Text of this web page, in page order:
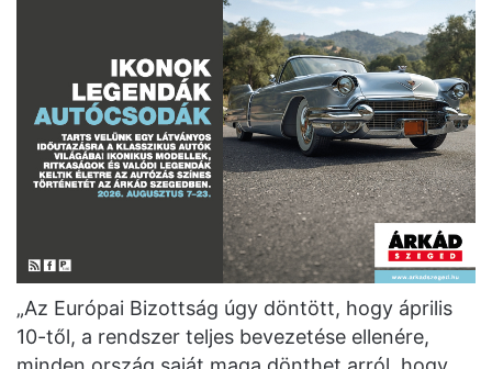
„Az Európai Bizottság úgy döntött, hogy április
10-től, a rendszer teljes bevezetése ellenére,